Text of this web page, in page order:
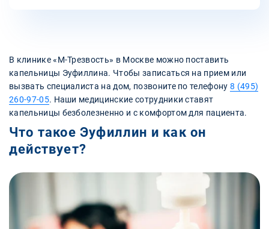
В клинике «‎М-Трезвость» в Москве можно поставить
капельницы Эуфиллина. Чтобы записаться на прием или
вызвать специалиста на дом, позвоните по телефону8 (495)
260-97-05. Наши медицинские сотрудники ставят
капельницы безболезненно и с комфортом для пациента.
Что такое Эуфиллин и как он
действует?